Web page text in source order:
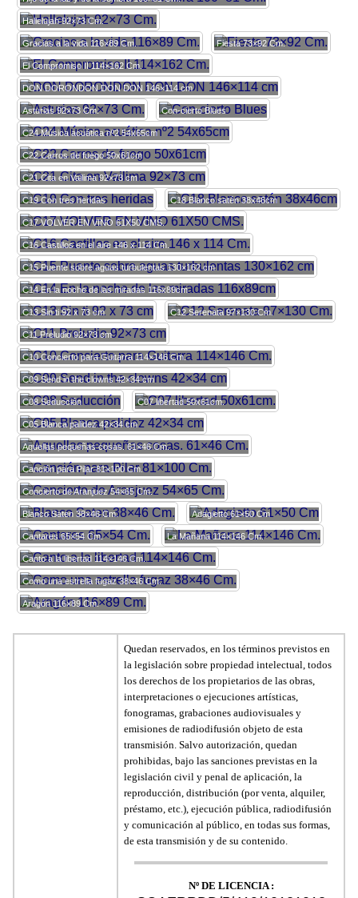
Hallelujah 92×73 Cm.
Gracias a la vida 116×89 Cm. Fiesta 73×92 Cm.
El Compromiso II 114×162 Cm.
DON DORONDON DON DON 146×114 cm
Asturias 92×73 Cm. Con-cierto Blues
C24 Música acuática nº2 54x65cm
C22 Carros de fuego 50x61cm
C21 Cita en Vailima 92×73 cm
C19 Con tres heridas C18 Blanco satén 38x46cm
C17 VOLVER EN VINO 61X50 CMS.
C16 Castillos en el aire 146 x 114 Cm.
C15 Puente sobre aguas turbulentas 130×162 cm
C14 En la noche de las miradas 116x89cm
C13 Sin ti 92 x 73 cm C12 Serenata 97×130 Cm.
C11 Preludio 92×73 cm
C10 Concierto para Guitarra 114×146 Cm.
C09 Send in the clowns 42×34 cm
C08 Seducción C07 libertad 50x61cm.
C05 Blanca palidez 42×34 cm
Aquellas pequeñas cosas. 61×46 Cm.
Canción para Pilar 81×100 Cm.
Concierto de Aranjuez 54×65 Cm.
Blanco Saten 38×46 Cm. Adagietto 61×50 Cm
Cantares 65×54 Cm. La Mañana 114×146 Cm.
Canto a la libertad 114×146 Cm.
Como una estrella fugaz 38×46 Cm.
Aragón 116×89 Cm.
Quedan reservados, en los términos previstos en
la legislación sobre propiedad intelectual, todos
los derechos de los propietarios de las obras,
interpretaciones o ejecuciones artísticas,
fonogramas, grabaciones audiovisuales y
emisiones de radiodifusión objeto de esta
transmisión. Salvo autorización, quedan
prohibidas, bajo las sanciones previstas en la
legislación civil y penal de aplicación, la
reproducción, distribución (por venta, alquiler,
préstamo, etc.), ejecución pública, radiodifusión
y comunicación al público, en todas sus formas,
de esta transmisión y de su contenido.
Nº DE LICENCIA :